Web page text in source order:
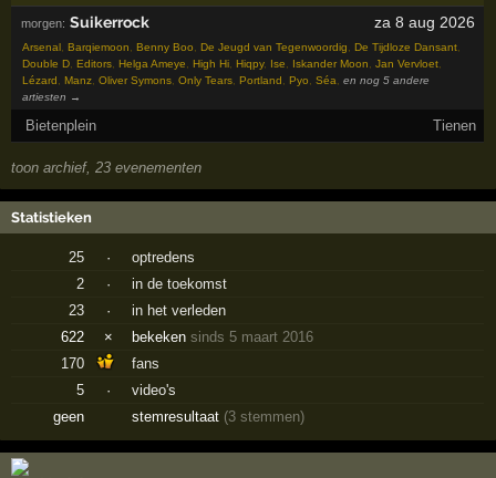
morgen: Suikerrock za 8 aug 2026
Arsenal , Barqiemoon, Benny Boo, De Jeugd van Tegenwoordig, De Tijdloze Dansant,
Double D, Editors, Helga Ameye, High Hi, Hiqpy, Ise, Iskander Moon,Jan Vervloet,
Lézard , Manz,Oliver Symons,Only Tears, Portland , Pyo,Séa,en nog 5 andere
artiesten →
Bietenplein Tienen
toon archief, 23 evenementen
Statistieken
25 ·
optredens
2
·
in de toekomst
23
·
in het verleden
622
× bekekensinds 5 maart 2016
170
fans
5
·
video's
geen
stemresultaat (3 stemmen)